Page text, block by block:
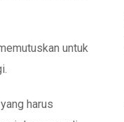
untuk
harus